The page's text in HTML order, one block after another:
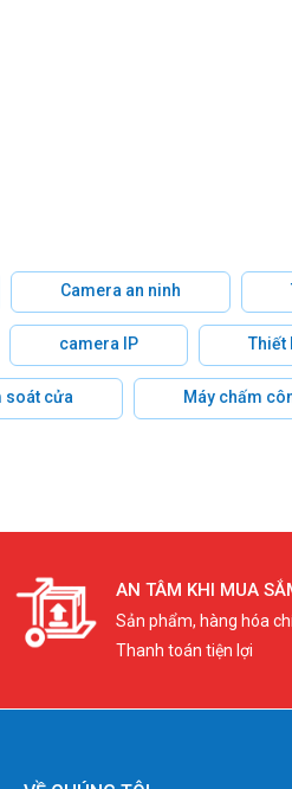
Camera an ninh
camera IP Thiết
soát cửa Máy chấm
AN TÂM KHI MUA
Sản phẩm, hàng hóa
Thanh toán tiện lợi